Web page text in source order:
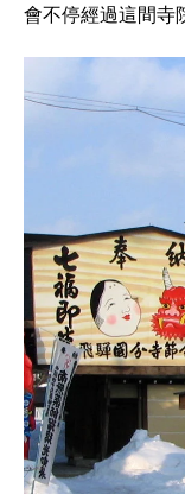
會不停經過這間寺